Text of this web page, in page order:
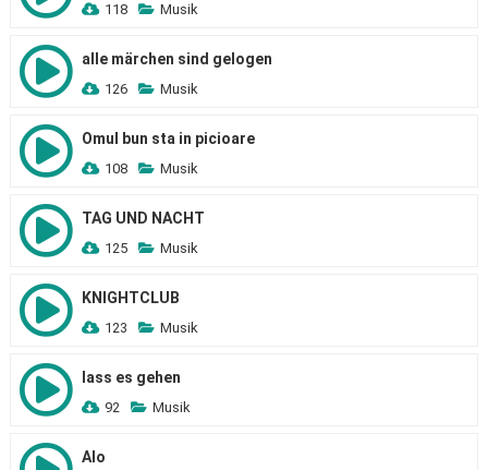
118 Musik
alle märchen sind gelogen
126 Musik
Omul bun sta in picioare
108 Musik
TAG UND NACHT
125 Musik
KNIGHTCLUB
123 Musik
lass es gehen
92 Musik
Alo